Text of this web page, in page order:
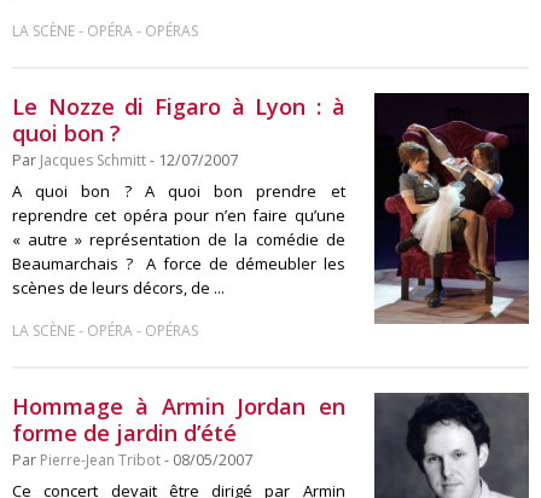
LA SCÈNE- OPÉRA- OPÉRAS
Le Nozze di Figaro à Lyon : à
quoi bon ?
Par Jacques Schmitt- 12/07/2007
A quoi bon ? A quoi bon prendre et
reprendre cet opéra pour n’en faire qu’une
« autre » représentation de la comédie de
Beaumarchais ? A force de démeubler les
scènes de leurs décors, de ...
LA SCÈNE- OPÉRA- OPÉRAS
Hommage à Armin Jordan en
forme de jardin d’été
Par Pierre-Jean Tribot- 08/05/2007
Ce concert devait être dirigé par Armin